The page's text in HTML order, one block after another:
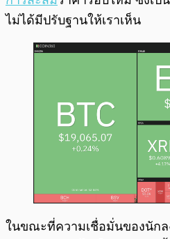
ไม่ได้มีปรับฐานให้เราเห็น
ในขณะที่ความเชื่อมั่นของนัก